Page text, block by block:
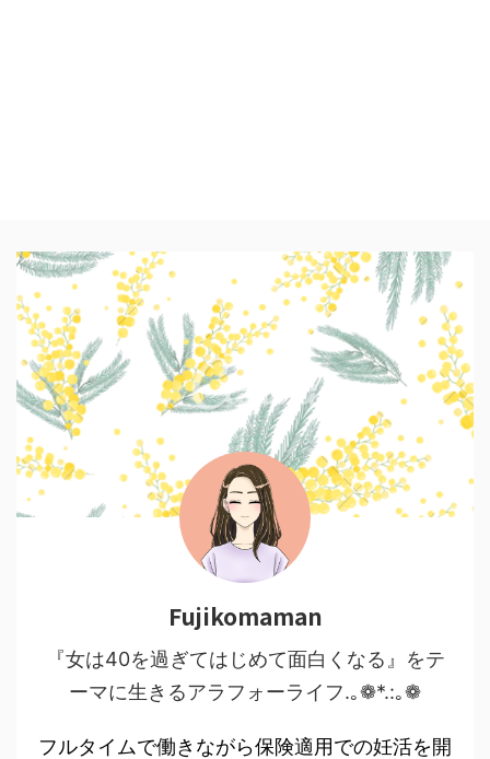
Fujikomaman
『女は40を過ぎてはじめて面白くなる』をテ
ーマに生きるアラフォーライフ.｡❁*.:｡❁
フルタイムで働きながら保険適用での妊活を開